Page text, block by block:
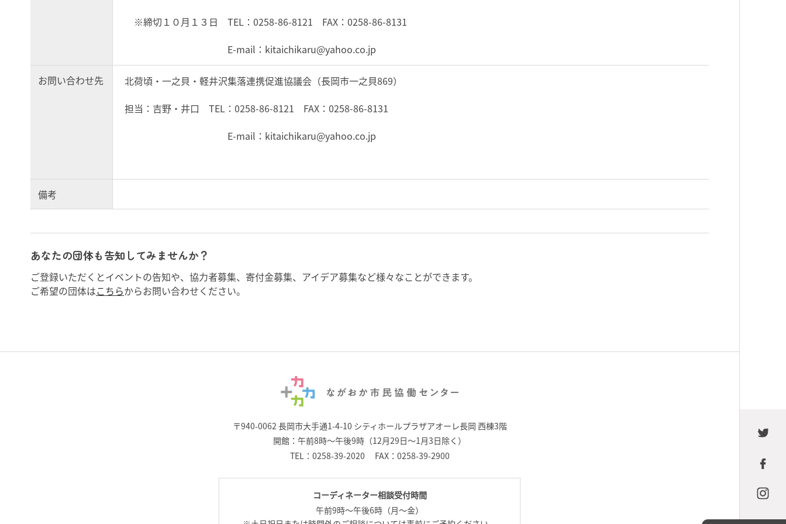
※締切１０月１３日 TEL：0258-86-8121 FAX：0258-86-8131
E-mail：kitaichikaru@yahoo.co.jp
お問い合わせ先
北荷頃・一之貝・軽井沢集落連携促進協議会（長岡市一之貝869）
担当：吉野・井口 TEL：0258-86-8121 FAX：0258-86-8131
E-mail：kitaichikaru@yahoo.co.jp
備考
あなたの団体も告知してみませんか？
ご登録いただくとイベントの告知や、協力者募集、寄付金募集、アイデア募集など様々なことができます。
ご希望の団体はこちらからお問い合わせください。
〒940-0062 長岡市大手通1-4-10 シティホールプラザアオーレ長岡 西棟3階
開館：午前8時～午後9時（12月29日～1月3日除く）
TEL： 0258-39-2020 FAX：0258-39-2900
コーディネーター相談受付時間
午前9時～午後6時（月～金）